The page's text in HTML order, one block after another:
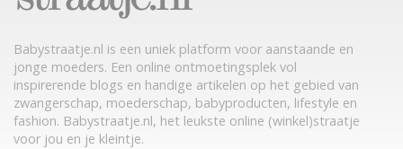
Babystraatje.nl is een uniek platform voor aanstaande en
jonge moeders. Een online ontmoetingsplek vol
inspirerende blogs en handige artikelen op het gebied van
zwangerschap, moederschap, babyproducten, lifestyle en
fashion. Babystraatje.nl, het leukste online (winkel)straatje
voor jou en je kleintje.